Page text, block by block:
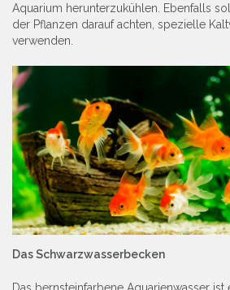
Aquarium herunterzukühlen. Ebenfalls
der Pflanzen darauf achten, spezielle
verwenden.
Das Schwarzwasserbecken